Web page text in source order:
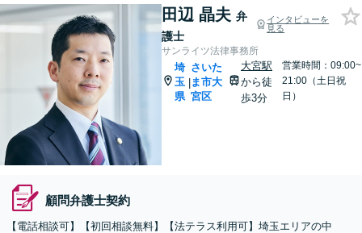
田辺 晶夫 弁
護士
インタビューを
見る
サンライツ法律事務所
埼
玉
県
|
さいた
ま市大
宮区
大宮駅
から徒
歩3分
営業時間：09:00~
21:00（土日祝
日）
顧問弁護士契約
【電話相談可】【初回相談無料】【法テラス利用可】埼玉エリアの中